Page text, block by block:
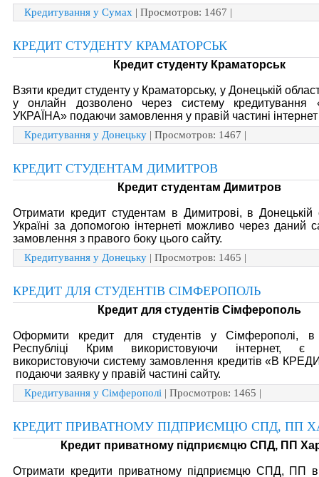
Кредитування у Сумах | Просмотров: 1467 |
КРЕДИТ СТУДЕНТУ КРАМАТОРСЬК
Кредит студенту Краматорськ
Взяти кредит студенту у Краматорську, у Донецькій
у онлайн дозволено через систему
УКРАЇНА» подаючи замовлення у правій частині інтернет
Кредитування у Донецьку | Просмотров: 1467 |
КРЕДИТ СТУДЕНТАМ ДИМИТРОВ
Кредит студентам Димитров
Отримати кредит студентам в Димитрові, в Донецькій
Україні за допомогою інтернеті можливо через даний
замовлення з правого боку цього сайту.
Кредитування у Донецьку | Просмотров: 1465 |
КРЕДИТ ДЛЯ СТУДЕНТІВ СІМФЕРОПОЛЬ
Кредит для студентів Сімферополь
Оформити кредит для студентів у Сімферополі, в
Республіці Крим використовуючи інтернет, є
використовуючи систему замовлення кредитів «В
подаючи заявку у правій частині сайту.
Кредитування у Сімферополі | Просмотров: 1465 |
КРЕДИТ ПРИВАТНОМУ ПІДПРИЄМЦЮ СПД, ПП
Кредит приватному підприємцю СПД, ПП
Отримати кредити приватному підприємцю СПД, ПП в